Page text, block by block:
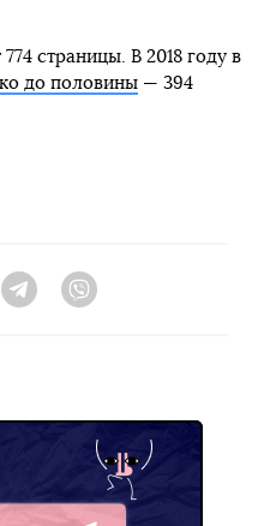
страницы. В 2018 году в
до половины— 394
Telegram